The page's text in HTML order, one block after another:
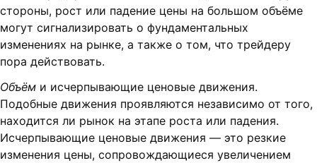
стороны, рост или падение цены на большом объёме
могут сигнализировать о фундаментальных
изменениях на рынке, а также о том, что трейдеру
пора действовать.
Объём и исчерпывающие ценовые движения.
Подобные движения проявляются независимо от того,
находится ли рынок на этапе роста или падения.
Исчерпывающие ценовые движения — это резкие
изменения цены, сопровождающиеся увеличением